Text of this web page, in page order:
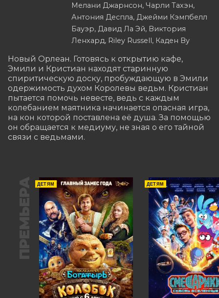
Мелани Джарнсон, Чарли Тахэн,
Антония Деспла, Джейми Кэмпбелл
Бауэр, Давид Ла Эй, Виктория
Ленхард, Riley Russell, Каден Ву
Новый Орлеан. Готовясь к открытию кафе,
Эмили и Кристиан находят старинную
спиритическую доску, пробуждающую в Эмили
одержимость духом Королевы ведьм. Кристиан
пытается помочь невесте, ведь с каждым
колебанием маятника начинается опасная игра,
на кон которой поставлена её душа. За помощью
он обращается к медиуму, не зная о его тайной
связи с ведьмами.
ПРЕМЬЕРА ДЕТЯМ ДЕТЯМ